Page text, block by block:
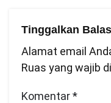
Tinggalkan
Alamat email
Ruas yang wajib
Komentar*